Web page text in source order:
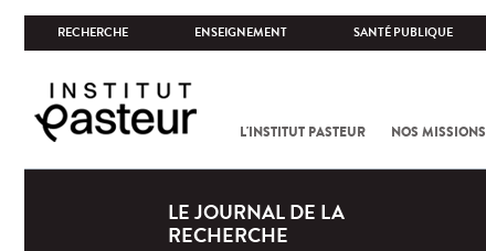
RECHERCHE ENSEIGNEMENT SANTÉ PUBLIQUE
L'INSTITUT PASTEUR NOS MISSIONS
LE JOURNAL DE LA
RECHERCHE